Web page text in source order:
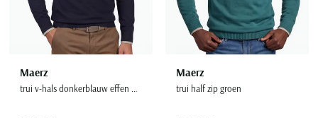
Maerz
trui v-hals donkerblauw effen merinowol
Maerz
trui half zip groen